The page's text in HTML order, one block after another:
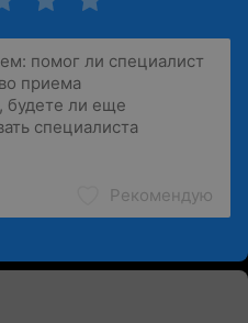
Рекомендую